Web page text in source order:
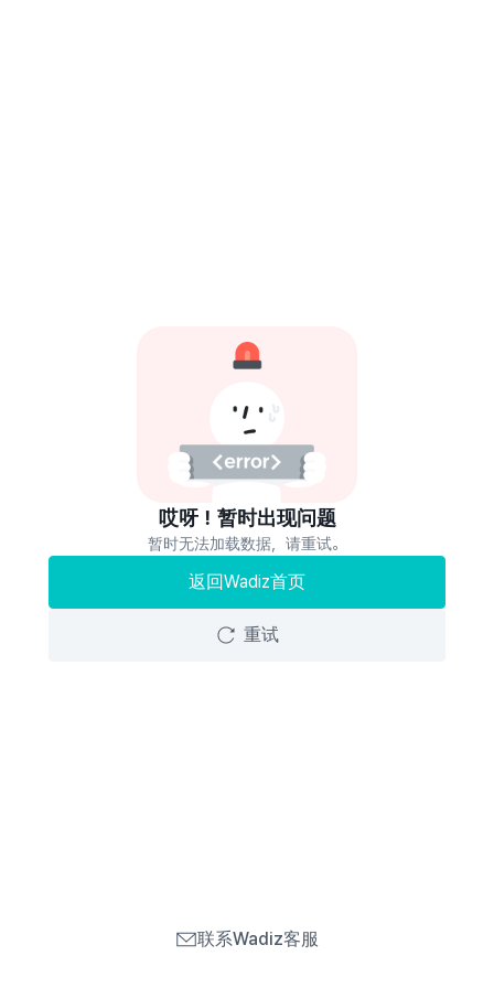
哎呀！暂时出现问题
暂时无法加载数据，请重试。
返回Wadiz首页
重试
联系Wadiz客服